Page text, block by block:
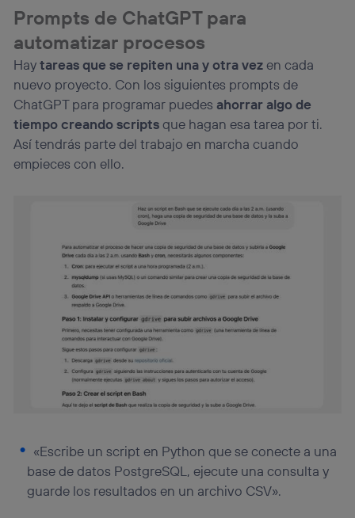
Prompts de ChatGPT para
automatizar procesos
Haytareas que se repiten una y otra vezen cada
nuevo proyecto. Con los siguientes prompts de
ChatGPT para programar puedes ahorrar algo de
tiempo creando scriptsque hagan esa tarea por ti.
Así tendrás parte del trabajo en marcha cuando
empieces con ello.
«Escribe un script en Python que se conecte a una
base de datos PostgreSQL, ejecute una consulta y
guarde los resultados en un archivo CSV».